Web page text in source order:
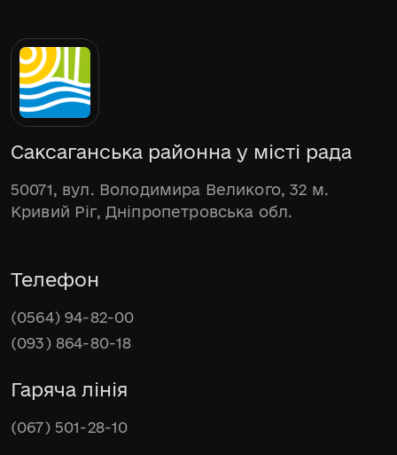
Саксаганська районна у місті рада
50071, вул. Володимира Великого, 32 м.
Кривий Ріг, Дніпропетровська обл.
Телефон
(0564) 94-82-00
(093) 864-80-18
Гаряча лінія
(067) 501-28-10